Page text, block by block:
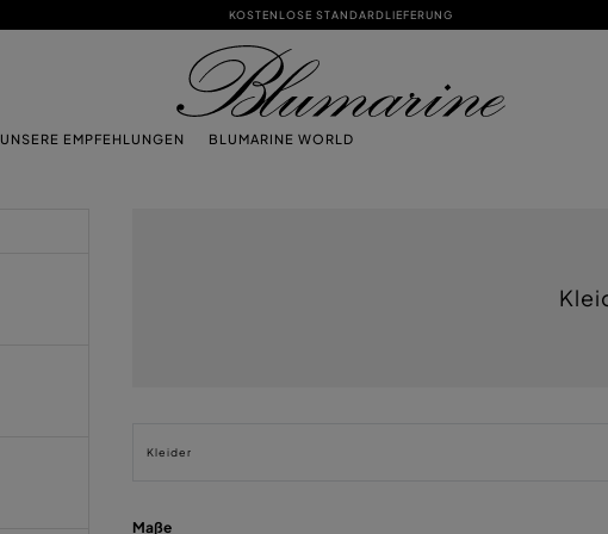
KOSTENLOSE STANDARDLIEFERUNG
UNSERE EMPFEHLUNGEN BLUMARINE WORLD
Kleider
Maße